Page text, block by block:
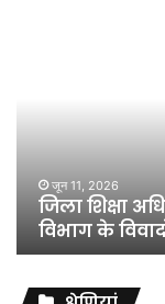
शिक्षा
विभाग
विवादों
संघर्ष
जून 11, 2026
जिला शिक्षा
विभाग के